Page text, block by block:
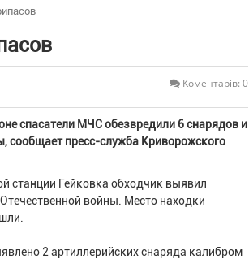
Коментарів: 0
спасатели МЧС обезвредили 6 снарядов и
сообщает пресс-служба Криворожского
станции Гейковка обходчик выявил
войны. Место находки
2 артиллерийских снаряда калибром